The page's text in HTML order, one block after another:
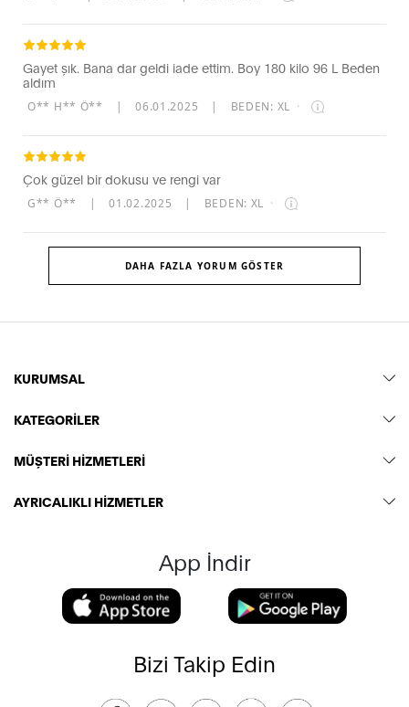
Gayet şık. Bana dar geldi iade ettim. Boy 180 kilo 96 L Beden
aldım
O** H** Ö** | 06.01.2025 | BEDEN: XL ·
Çok güzel bir dokusu ve rengi var
G** Ö** | 01.02.2025 | BEDEN: XL ·
DAHA FAZLA YORUM GÖSTER
KURUMSAL
KATEGORİLER
MÜŞTERİ HİZMETLERİ
AYRICALIKLI HİZMETLER
App İndir
Bizi Takip Edin